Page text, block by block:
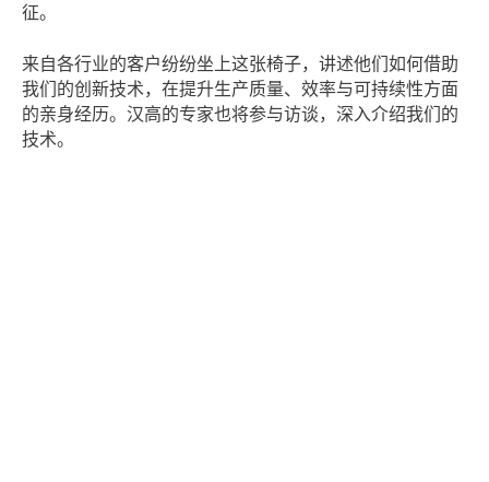
征。
来自各行业的客户纷纷坐上这张椅子，讲述他们如何借助
我们的创新技术，在提升生产质量、效率与可持续性方面
的亲身经历。汉高的专家也将参与访谈，深入介绍我们的
技术。